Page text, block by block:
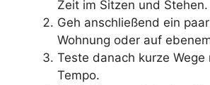
Zeit im Sitzen und Stehen.
Geh anschließend ein
Wohnung oder auf
Teste danach kurze Wege
Tempo.